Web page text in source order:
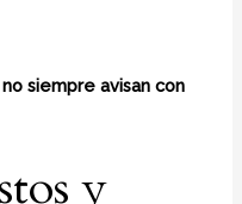
no siempre avisan con
y